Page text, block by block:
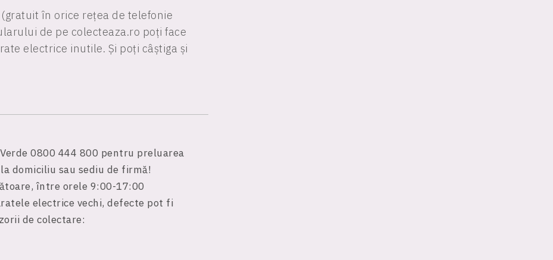
în orice rețea de telefonie
de pe colecteaza.ro poți face
electrice inutile. Și poți câștiga și
0800 444 800 pentru preluarea
domiciliu sau sediu de firmă!
între orele 9:00-17:00
electrice vechi, defecte pot fi
de colectare: